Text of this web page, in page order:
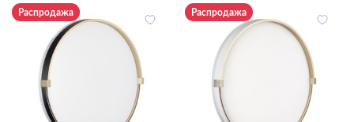
Распродажа Распродажа